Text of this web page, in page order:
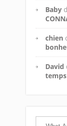
Baby
chien
David